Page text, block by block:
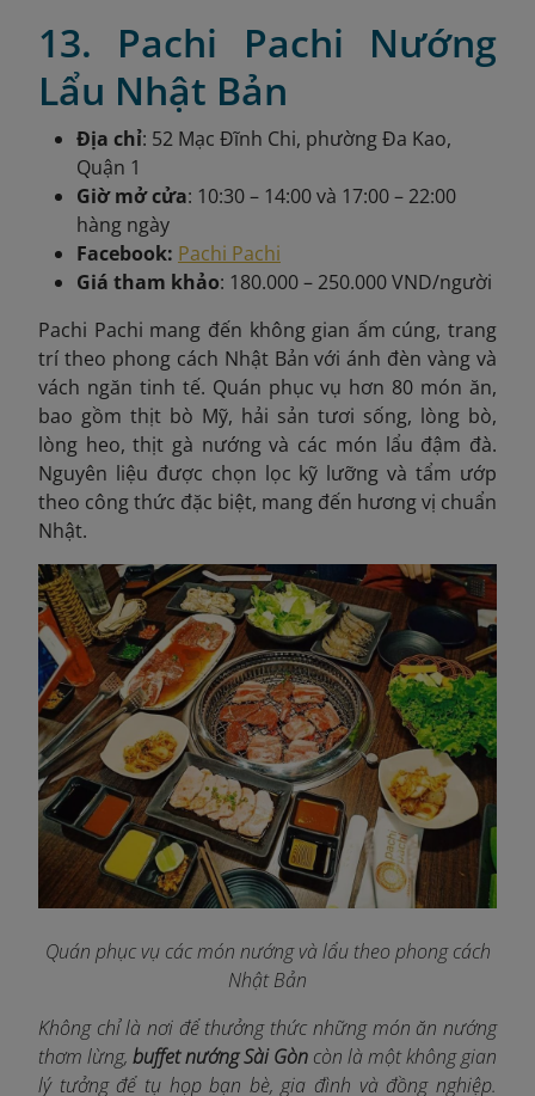
13. Pachi Pachi Nướng
Lẩu Nhật Bản
Địa chỉ: 52 Mạc Đĩnh Chi, phường Đa Kao,
Quận 1
Giờ mở cửa: 10:30 – 14:00 và 17:00 – 22:00
hàng ngày
Facebook: Pachi Pachi
Giá tham khảo: 180.000 – 250.000 VND/người
Pachi Pachi mang đến không gian ấm cúng, trang
trí theo phong cách Nhật Bản với ánh đèn vàng và
vách ngăn tinh tế. Quán phục vụ hơn 80 món ăn,
bao gồm thịt bò Mỹ, hải sản tươi sống, lòng bò,
lòng heo, thịt gà nướng và các món lẩu đậm đà.
Nguyên liệu được chọn lọc kỹ lưỡng và tẩm ướp
theo công thức đặc biệt, mang đến hương vị chuẩn
Nhật.
Quán phục vụ các món nướng và lẩu theo phong cách
Nhật Bản
Không chỉ là nơi để thưởng thức những món ăn nướng
thơm lừng, buffet nướng Sài Gòn còn là một không gian
lý tưởng để tụ họp bạn bè, gia đình và đồng nghiệp.